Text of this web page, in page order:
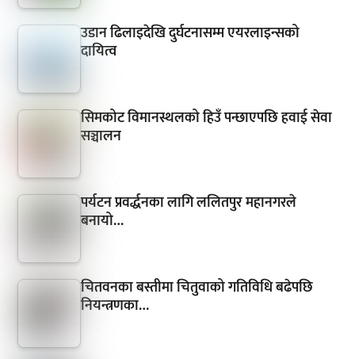
उडान ढिलाइदेखि दुर्घटनासम्म एयरलाइन्सको
दायित्व
सिमकोट विमानस्थलको हिउँ पन्छाएपछि हवाई सेवा
सञ्चालन
पर्यटन प्रवर्द्धनका लागि ललितपुर महानगरले
बनायो…
चितवनका बस्तीमा चितुवाको गतिविधि बढेपछि
नियन्त्रणका…